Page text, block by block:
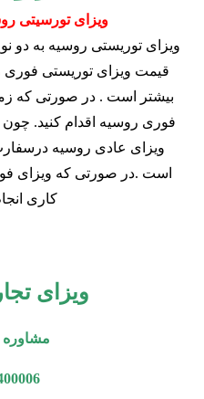
ویزای تورسیتی
ویزای توریستی روسیه به
قیمت ویزای توریستی فوری
بیشتر است . در صورتی که
فوری روسیه اقدام کنید.
کاری
ویزای